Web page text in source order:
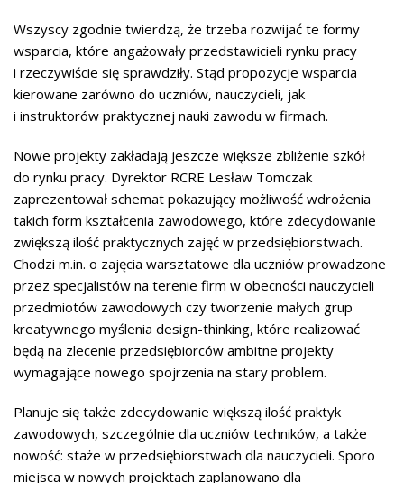
Wszyscy zgodnie twierdzą, że trzeba rozwijać te formy
wsparcia, które angażowały przedstawicieli rynku pracy
i rzeczywiście się sprawdziły. Stąd propozycje wsparcia
kierowane zarówno do uczniów, nauczycieli, jak
i instruktorów praktycznej nauki zawodu w firmach.
Nowe projekty zakładają jeszcze większe zbliżenie szkół
do rynku pracy. Dyrektor RCRE Lesław Tomczak
zaprezentował schemat pokazujący możliwość wdrożenia
takich form kształcenia zawodowego, które zdecydowanie
zwiększą ilość praktycznych zajęć w przedsiębiorstwach.
Chodzi m.in. o zajęcia warsztatowe dla uczniów prowadzone
przez specjalistów na terenie firm w obecności nauczycieli
przedmiotów zawodowych czy tworzenie małych grup
kreatywnego myślenia design-thinking, które realizować
będą na zlecenie przedsiębiorców ambitne projekty
wymagające nowego spojrzenia na stary problem.
Planuje się także zdecydowanie większą ilość praktyk
zawodowych, szczególnie dla uczniów techników, a także
nowość: staże w przedsiębiorstwach dla nauczycieli. Sporo
miejsca w nowych projektach zaplanowano dla